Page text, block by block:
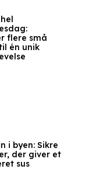
flere små
én unik
i byen: Sikre
der giver et
sus